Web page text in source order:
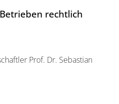
rechtlich
Prof. Dr. Sebastian
rechtlich möglich?